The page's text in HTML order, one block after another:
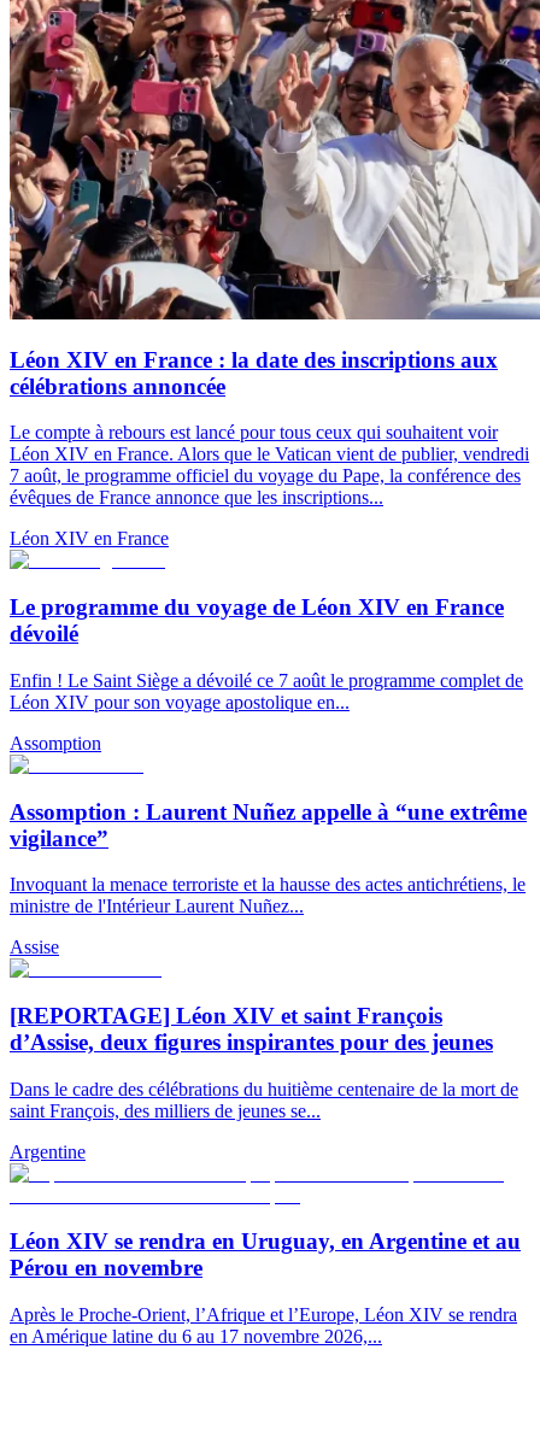
Léon XIV en France : la date des inscriptions aux
célébrations annoncée
Le compte à rebours est lancé pour tous ceux qui souhaitent voir
Léon XIV en France. Alors que le Vatican vient de publier, vendredi
7 août, le programme officiel du voyage du Pape, la conférence des
évêques de France annonce que les inscriptions...
Léon XIV en France
Le programme du voyage de Léon XIV en France
dévoilé
Enfin ! Le Saint Siège a dévoilé ce 7 août le programme complet de
Léon XIV pour son voyage apostolique en...
Assomption
Assomption : Laurent Nuñez appelle à “une extrême
vigilance”
Invoquant la menace terroriste et la hausse des actes antichrétiens, le
ministre de l'Intérieur Laurent Nuñez...
Assise
[REPORTAGE] Léon XIV et saint François
d’Assise, deux figures inspirantes pour des jeunes
Dans le cadre des célébrations du huitième centenaire de la mort de
saint François, des milliers de jeunes se...
Argentine
Léon XIV se rendra en Uruguay, en Argentine et au
Pérou en novembre
Après le Proche-Orient, l’Afrique et l’Europe, Léon XIV se rendra
en Amérique latine du 6 au 17 novembre 2026,...